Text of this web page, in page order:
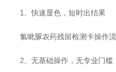
1、快速显色，短时出结果
氯呲脲农药残留检测卡操作
2、无基础操作，无专业门槛